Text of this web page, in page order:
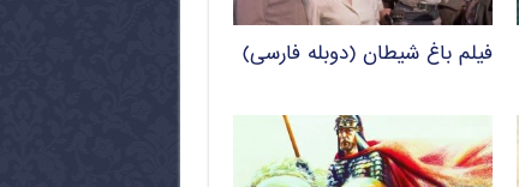
فیلم باغ شیطان (دوبله فارسی)